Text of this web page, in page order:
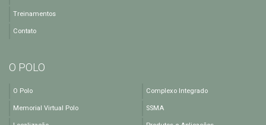
Treinamentos
Contato
O POLO
O Polo
Memorial Virtual Polo
Complexo Integrado
SSMA